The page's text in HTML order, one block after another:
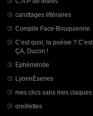
carottages littéraires
Compile Face-Bouquienne
C’est quoi, la poésie ? C’est
ÇA, Ducon !
Ephéméride
LyonnÈseries
mes clics sans mes claques
oreillettes